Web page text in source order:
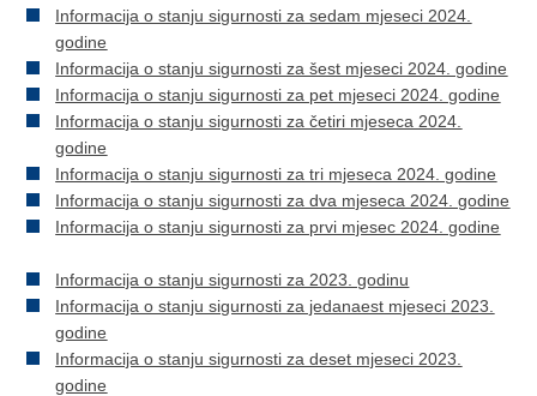
Informacija o stanju sigurnosti za sedam mjeseci 2024.
godine
Informacija o stanju sigurnosti za šest mjeseci 2024. godine
Informacija o stanju sigurnosti za pet mjeseci 2024. godine
Informacija o stanju sigurnosti za četiri mjeseca 2024.
godine
Informacija o stanju sigurnosti za tri mjeseca 2024. godine
Informacija o stanju sigurnosti za dva mjeseca 2024. godine
Informacija o stanju sigurnosti za prvi mjesec 2024. godine
Informacija o stanju sigurnosti za 2023. godinu
Informacija o stanju sigurnosti za jedanaest mjeseci 2023.
godine
Informacija o stanju sigurnosti za deset mjeseci 2023.
godine